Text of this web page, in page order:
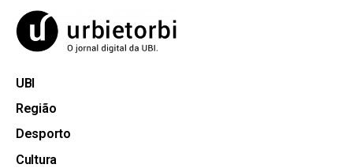
UBI
Região
Desporto
Cultura